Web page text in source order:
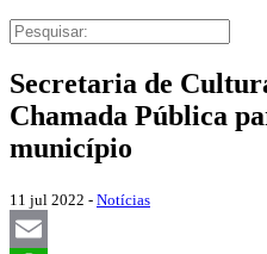
Secretaria de
Chamada Pública
município
11 jul 2022 - Notícias